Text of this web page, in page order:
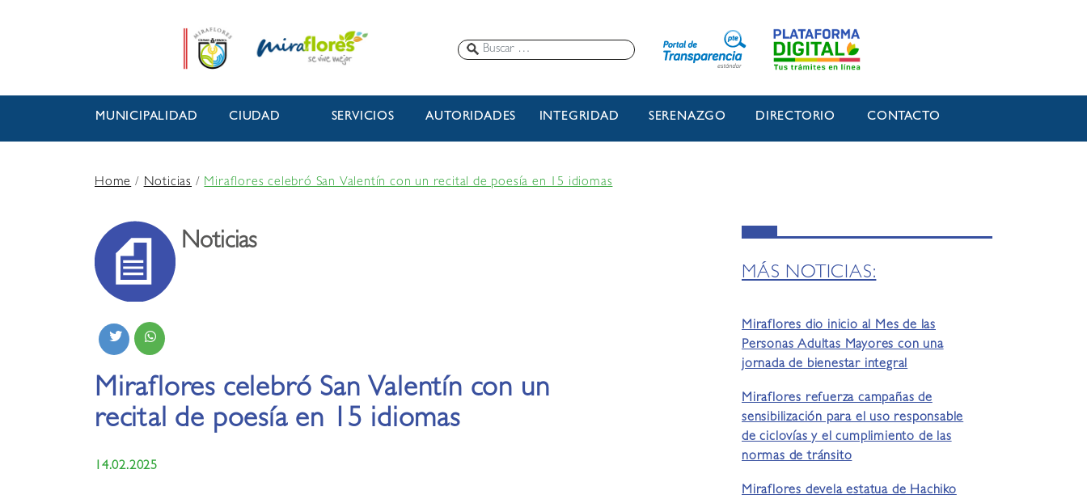
MUNICIPALIDAD CIUDAD SERVICIOS AUTORIDADES INTEGRIDAD SERENAZGO DIRECTORIO CONTACTO
Home/Noticias /Miraflores celebró San Valentín con un recital de poesía en 15 idiomas
Noticias
Miraflores celebró San Valentín con un
recital de poesía en 15 idiomas
14.02.2025
MÁS NOTICIAS:
Miraflores dio inicio al Mes de las
Personas Adultas Mayores con una
jornada de bienestar integral
Miraflores refuerza campañas de
sensibilización para el uso responsable
de ciclovías y el cumplimiento de las
normas de tránsito
Miraflores devela estatua de Hachiko